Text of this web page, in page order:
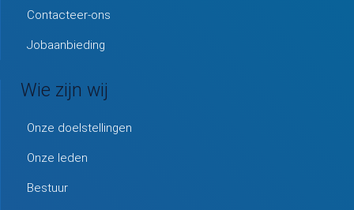
Contacteer-ons
Jobaanbieding
Wie zijn wij
Onze doelstellingen
Onze leden
Bestuur